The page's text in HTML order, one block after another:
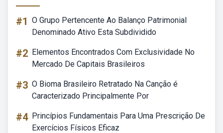
#1 O Grupo Pertencente Ao Balanço Patrimonial
Denominado Ativo Esta Subdividido
#2 Elementos Encontrados Com Exclusividade No
Mercado De Capitais Brasileiros
#3 O Bioma Brasileiro Retratado Na Canção é
Caracterizado Principalmente Por
#4 Princípios Fundamentais Para Uma Prescrição De
Exercícios Físicos Eficaz